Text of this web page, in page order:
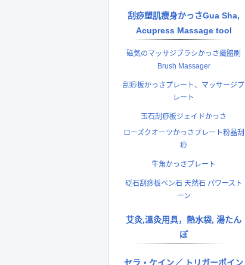
刮痧塑肌瘦身かっさGua Sha,
Acupress Massage tool
磁気のマッサジブラシかっさ纖體刷
Brush Massager
刮痧板かっさプレート、マッサージプ
レート
玉石刮痧板ジェイドかっさ
ローズクオーツかっさプレート粉晶刮
痧
牛角かっさプレート
砭石刮痧板ベン石 天然石 パワースト
ーン
艾灸,溫灸用具，熱水袋, 湯たん
ぽ
セラ・ケイン／ トリガーポイン